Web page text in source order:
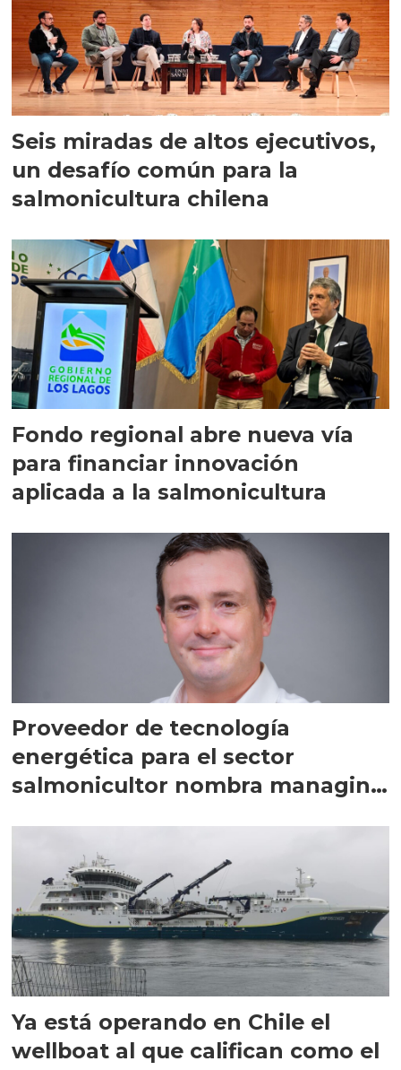
Seis miradas de altos ejecutivos,
un desafío común para la
salmonicultura chilena
Fondo regional abre nueva vía
para financiar innovación
aplicada a la salmonicultura
Proveedor de tecnología
energética para el sector
salmonicultor nombra managing
Ya está operando en Chile el
wellboat al que califican como el